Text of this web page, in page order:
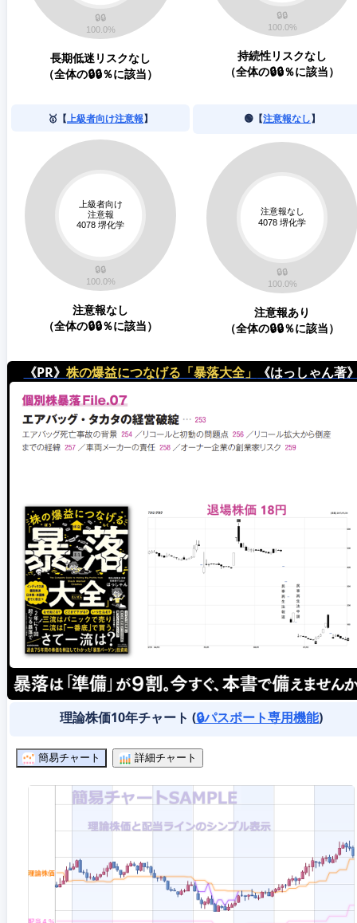
長期低迷リスクなし
（全体の🔒🔒％に該当）
持続性リスクなし
（全体の🔒🔒％に該当）
🥇【上級者向け注意報】
注意報なし
（全体の🔒🔒％に該当）
🟢【注意報なし】
注意報あり
（全体の🔒🔒％に該当）
《PR》 株の爆益につなげる「暴落大全」 《はっしゃん著
理論株価10年チャート (🔒パスポート専用機能)
簡易チャート 詳細チャート